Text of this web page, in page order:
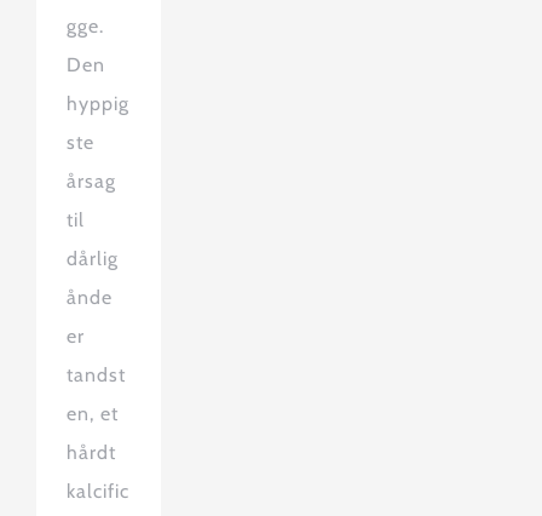
gge.
Den
hyppig
ste
årsag
til
dårlig
ånde
er
tandst
en, et
hårdt
kalcific